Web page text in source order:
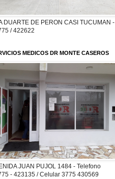
DUARTE DE PERON CASI TUCUMAN -
/ 422622
MEDICOS DR MONTE CASEROS
JUAN PUJOL 1484 - Telefono
- 423135 / Celular 3775 430569